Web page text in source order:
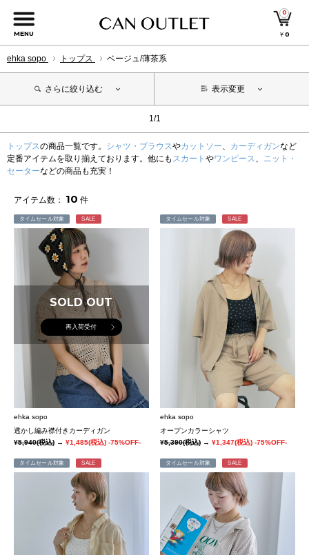
MENU
0
￥0
ehka sopo トップス ベージュ/薄茶系
さらに絞り込む 表示変更
1/1
トップスの商品一覧です。 シャツ・ブラウスやカットソー、 カーディガンなど
定番アイテムを取り揃えております。他にも スカート やワンピース、 ニット・
セーターなどの商品も充実！
アイテム数： 10 件
タイムセール対象 SALE
SOLD OUT
再入荷受付
ehka sopo
透かし編み襟付きカーディガン
¥5,940(税込) → ¥1,485(税込) -75%OFF-
タイムセール対象 SALE
ehka sopo
オープンカラーシャツ
¥5,390(税込)→¥1,347(税込) -75%OFF-
タイムセール対象 SALE タイムセール対象 SALE